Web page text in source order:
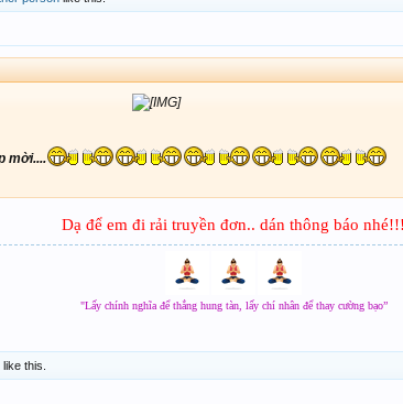
mời....
Dạ để em đi rải truyền đơn.. dán thông báo
"Lấy chính nghĩa để thắng hung tàn, lấy chí nhân để thay cường bạo”
like this.